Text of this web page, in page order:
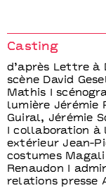
Casting
d’après Lettre à
scène David
Mathis I
lumière Jérémie
Guiral, Jérémie
I collaboration à
extérieur Jean-
costumes
Renaudon I
relations presse